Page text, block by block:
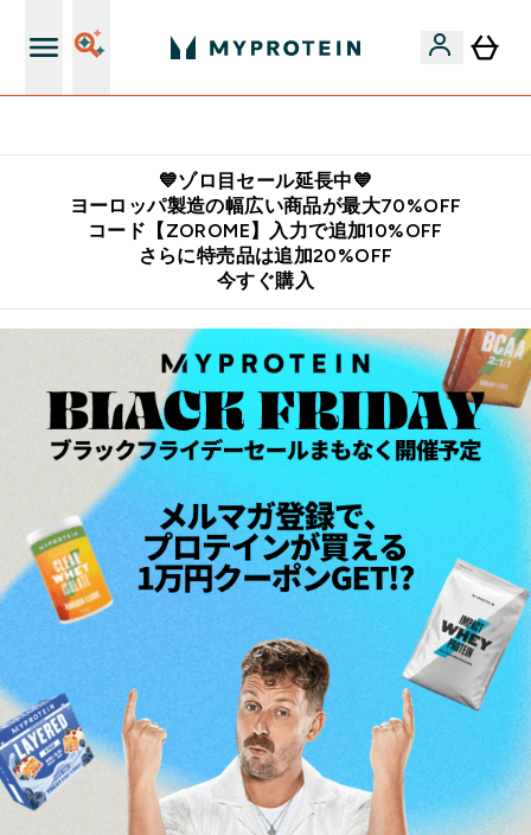
💙ゾロ目セール延長中💙
ヨーロッパ製造の幅広い商品が最大70%OFF
コード【ZOROME】入力で追加10%OFF
さらに特売品は追加20%OFF
今すぐ購入